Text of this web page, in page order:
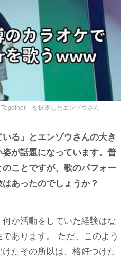
」を披露したエンゾウさん
る」とエンゾウさんの大き
が話題になっています。普
ことですが、歌のパフォー
あったのでしょうか？
か活動をしていた経験はな
あります。 ただ、このよう
たその所以は、格好つけた